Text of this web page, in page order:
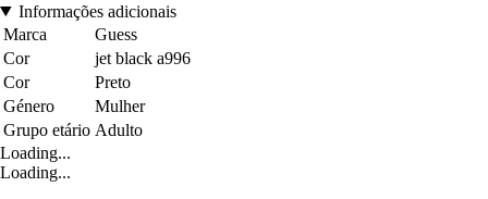
Informações adicionais
Marca
Guess
Cor
jet black a996
Cor
Preto
Género
Mulher
Grupo etário Adulto
Loading...
Loading...